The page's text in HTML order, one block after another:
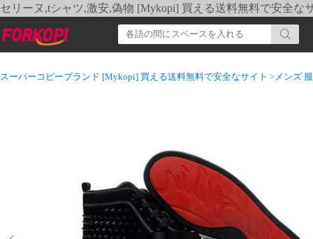
セリーヌ,tシャツ,激安,偽物 [Mykopi] 買える送料無料で安全な
スーパーコピーブランド [Mykopi] 買える送料無料で安全なサイト >メンズ 服